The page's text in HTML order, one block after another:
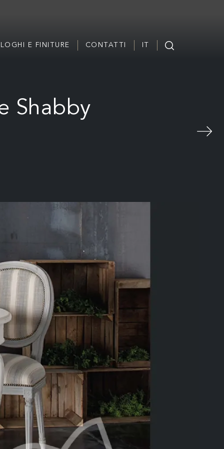
E FINITURE CONTATTI
Shabby